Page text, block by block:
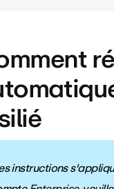
instructions